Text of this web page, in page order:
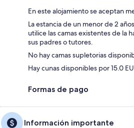
En este alojamiento se aceptan
La estancia de un menor de 2
utilice las camas existentes de la
sus padres o tutores.
No hay camas supletorias
Hay cunas disponibles por 15.0
Formas de pago
Información importante